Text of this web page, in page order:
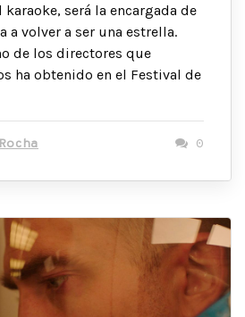
karaoke, será la encargada de
a volver a ser una estrella.
de los directores que
ha obtenido en el Festival de
0